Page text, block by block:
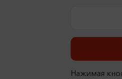
Нажимая